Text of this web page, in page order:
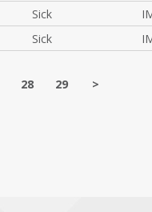
Sick
Sick
28 29 >